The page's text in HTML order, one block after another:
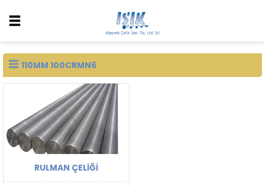
110MM 100CRMN6
RULMAN ÇELIĞI